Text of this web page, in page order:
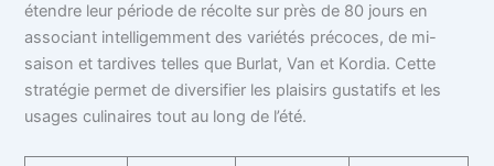
étendre leur période de récolte sur près de 80 jours en
associant intelligemment des variétés précoces, de mi-
saison et tardives telles que Burlat, Van et Kordia. Cette
stratégie permet de diversifier les plaisirs gustatifs et les
usages culinaires tout au long de l’été.